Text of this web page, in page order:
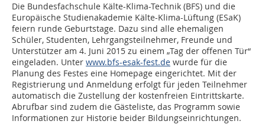
Die Bundesfachschule Kälte-Klima-Technik (BFS) und die
Europäische Studienakademie Kälte-Klima-Lüftung (ESaK)
feiern runde Geburtstage. Dazu sind alle ehemaligen
Schüler, Studenten, Lehrgangsteilnehmer, Freunde und
Unterstützer am 4. Juni 2015 zu einem „Tag der offenen Tür“
eingeladen. Unter www.bfs-esak-fest.de wurde für die
Planung des Festes eine Homepage eingerichtet. Mit der
Registrierung und Anmeldung erfolgt für jeden Teilnehmer
automatisch die Zustellung der kostenfreien Eintrittskarte.
Abrufbar sind zudem die Gästeliste, das Programm sowie
Informationen zur Historie beider Bildungseinrichtungen.